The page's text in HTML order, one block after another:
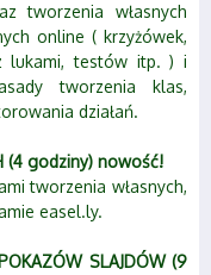
tworzenia własnych
online ( krzyżówek,
lukami, testów itp. ) i
tworzenia klas,
działań.
(4 godziny) nowość!
tworzenia własnych,
easel.ly.
SLAJDÓW (9